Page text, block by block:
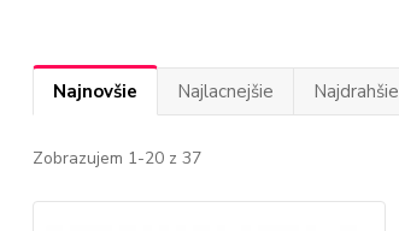
Najnovšie Najlacnejšie Najdrahšie
Zobrazujem 1-20 z 37